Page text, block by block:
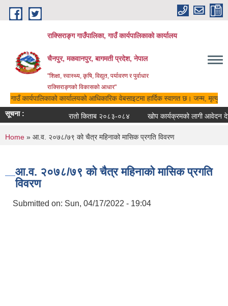
Skip to main content
राक्सिराङ्ग गाउँपालिका, गाउँ कार्यपालिकाको कार्यालय
चैनपुर, मकवानपुर, बागमती प्रदेश, नेपाल
"शिक्षा, स्वास्थ्य, कृषि, विद्युत, पर्यावरण र पुर्वाधार
राक्सिराङ्गको विकासको आधार"
गाउँ कार्यपालिकाको कार्यालयको आधिकारिक वेबसाइटमा हार्दिक स्वागत छ। जन्म,
सूचना :
रातो किताब २०८३-०८४ खोप कार्यक्रमको लागी आवेदन
You are here
Home » आ.व. २०७८/७९ को चैत्र महिनाको मासिक प्रगति विवरण
आ.व. २०७८/७९ को चैत्र महिनाको मासिक प्रगति
विवरण
Submitted on: Sun, 04/17/2022 - 19:04